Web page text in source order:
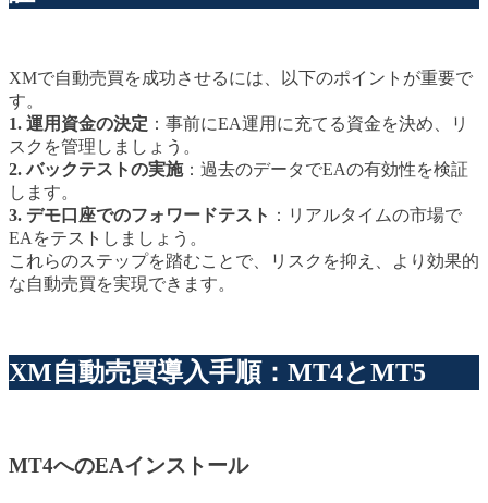
XMで自動売買を成功させるには、以下のポイントが重要で
す。
1. 運用資金の決定 ：事前にEA運用に充てる資金を決め、リ
スクを管理しましょう。
2. バックテストの実施：過去のデータでEAの有効性を検証
します。
3. デモ口座でのフォワードテスト ：リアルタイムの市場で
EAをテストしましょう。
これらのステップを踏むことで、リスクを抑え、より効果的
な自動売買を実現できます。
XM自動売買導入手順：MT4とMT5
MT4へのEAインストール